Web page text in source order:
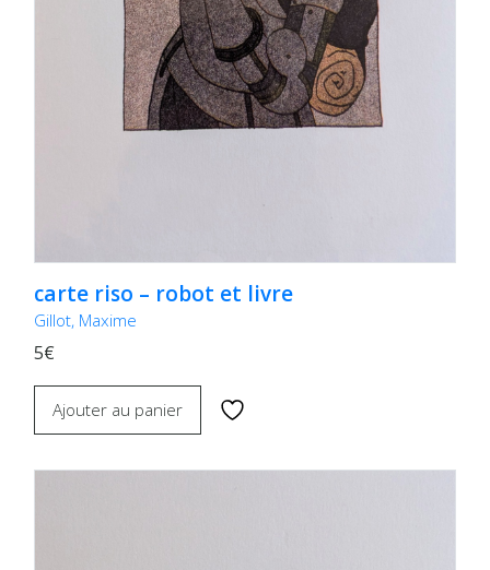
carte riso – robot et livre
Gillot, Maxime
5€
Ajouter au panier